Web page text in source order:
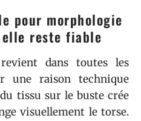
pour morphologie
reste fiable
revient dans toutes les
une raison technique
tissu sur le buste crée
visuellement le torse.